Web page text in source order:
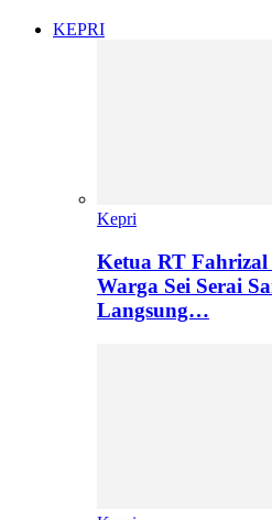
KEPRI
Kepri
Ketua RT Fahrizal
Warga Sei Serai
Langsung…